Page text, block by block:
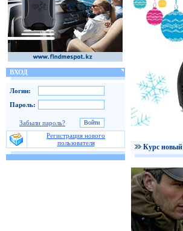
ВХОД
Логин:
Пароль:
Забыли пароль?
Регистрация нового
пользователя
Курс